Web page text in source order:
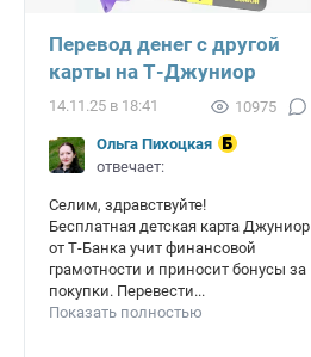
Перевод денег с другой
карты на Т-Джуниор
14.11.25 в 18:41 10975
Ольга Пихоцкая
отвечает:
Селим, здравствуйте!
Бесплатная детская карта Джуниор
от Т-Банка учит финансовой
грамотности и приносит бонусы за
покупки. Перевести...
Показать полностью